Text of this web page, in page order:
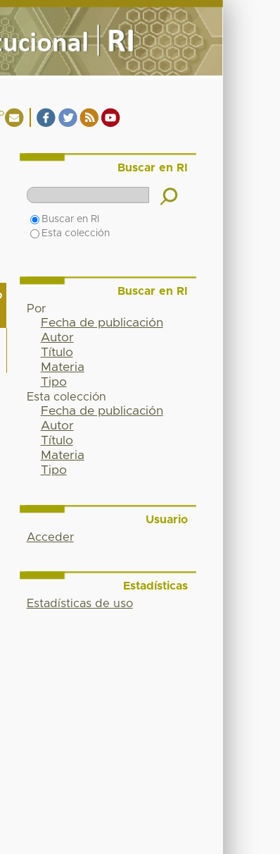
Buscar en RI
Buscar en RI
Esta colección
Buscar en RI
Por
Fecha de publicación
Autor
Título
Materia
Tipo
Esta colección
Fecha de publicación
Autor
Título
Materia
Tipo
Usuario
Acceder
Estadísticas
Estadísticas de uso